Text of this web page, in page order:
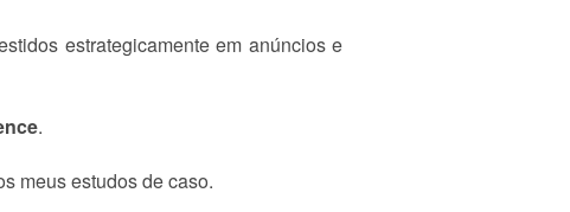
estrategicamente em anúncios e
.
meus estudos de caso.